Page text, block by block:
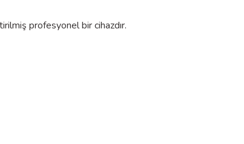
profesyonel bir cihazdır.